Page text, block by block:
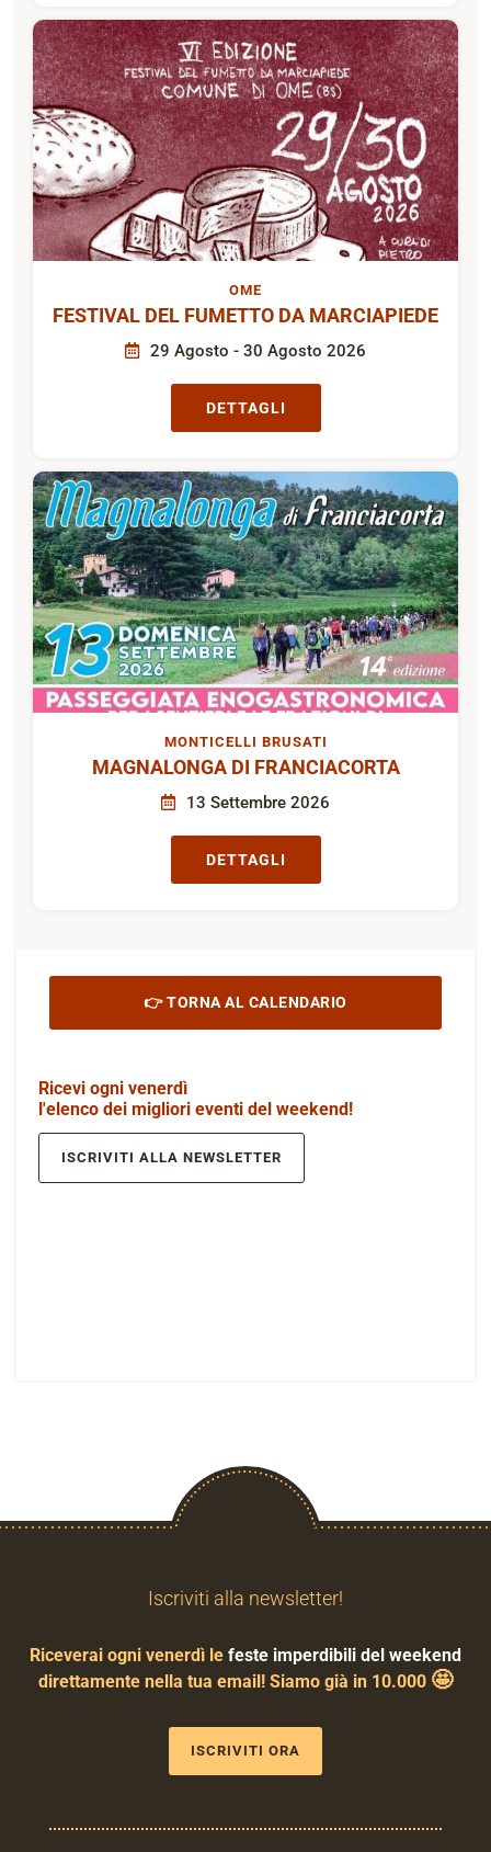
OME
FESTIVAL DEL FUMETTO DA MARCIAPIEDE
29 Agosto - 30 Agosto 2026
DETTAGLI
MONTICELLI BRUSATI
MAGNALONGA DI FRANCIACORTA
13 Settembre 2026
DETTAGLI
👉 TORNA AL CALENDARIO
Ricevi ogni venerdì
l'elenco dei migliori eventi del weekend!
ISCRIVITI ALLA NEWSLETTER
Iscriviti alla newsletter!
Riceverai ogni venerdì le feste imperdibili del weekend
direttamente nella tua email! Siamo già in 10.000 🤩
ISCRIVITI ORA